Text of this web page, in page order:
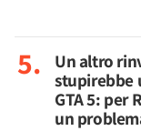
Un altro
stupirebbe
GTA 5: per
un